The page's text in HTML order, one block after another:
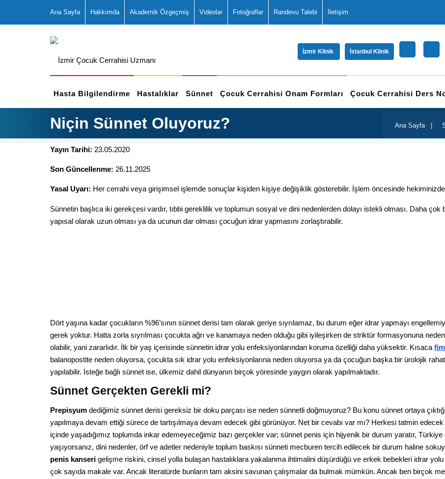
Ana Sayfa Hakkımda Akademik Özgeçmiş Videolar Fotoğraflar Randevu Talebi İletişim
İzmir Klinik İstanbul Klinik
Hasta Bilgilendirme Hastalıklar Sünnet Çocuk Cerrahisi Onam Formları Çocuk Cerrahisi Ders
Niçin Sünnet Oluyoruz? Ana Sayfa
Yayın Tarihi: 23.05.2020
Son Güncellenme: 26.11.2025
Yasal Uyarı: Her cerrahi veya girişimsel işlemde sonuçlar kişiden kişiye değişiklik gösterebilir. İşlem öncesinde
Sünnetin başlıca iki gerekçesi vardır, tıbbi gereklilik ve toplumun sosyal ve dini nedenlerden dolayı istekli olması. Daha
yapısal olarak uzun olması ya da ucunun dar olması çocuğun idrar yapmasını zorlaştırabilir.
Dört yaşına kadar çocukların %96’sının sünnet derisi tam olarak geriye sıyrılamaz, bu durum eğer idrar yapmayı
gerek yoktur. Hatta zorla sıyrılması çocukta ağrı ve kanamaya neden olduğu gibi iyileşirken de striktür formasyonuna
olabilir, yani zararlıdır. İlk bir yaş içerisinde sünnetin idrar yolu enfeksiyonlarından koruma özelliği daha yüksektir. Kısaca
balanopostite neden oluyorsa, çocukta sık idrar yolu enfeksiyonlarına neden oluyorsa ya da çocuğun başka bir ürolojik
yapılabilir. İsteğe bağlı sünnet ise, ülkemiz dahil dünyanın birçok yöresinde yaygın olarak yapılmaktadır.
Sünnet Gerçekten Gerekli mi?
Prepisyum dediğimiz sünnet derisi gereksiz bir doku parçası ise neden sünnetli doğmuyoruz? Bu konu sünnet ortaya
yapılmaya devam ettiği sürece de tartışılmaya devam edecek gibi görünüyor. Net bir cevabı var mı? Herkesi tatmin
içinde yaşadığımız toplumda inkar edemeyeceğimiz bazı gerçekler var; sünnet penis için hijyenik bir durum yaratır,
yaşıyorsanız, dini nedenler, örf ve adetler nedeniyle toplum baskısı sünneti mecburen tercih edilecek bir durum haline
penis kanseri gelişme riskini, cinsel yolla bulaşan hastalıklara yakalanma ihtimalini düşürdüğü ve erkek bebekleri idrar
çok sayıda makale var. Ancak literatürde bunların tam aksini savunan çalışmalar da bulmak mümkün. Ancak ben birçok